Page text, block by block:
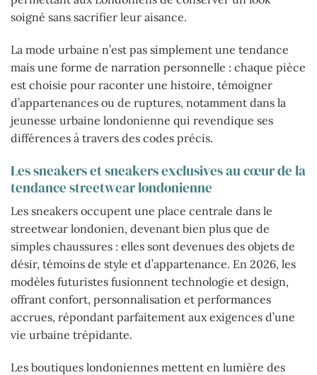
soigné sans sacrifier leur aisance.
La mode urbaine n’est pas simplement une tendance
mais une forme de narration personnelle : chaque pièce
est choisie pour raconter une histoire, témoigner
d’appartenances ou de ruptures, notamment dans la
jeunesse urbaine londonienne qui revendique ses
différences à travers des codes précis.
Les sneakers et sneakers exclusives au cœur de la
tendance streetwear londonienne
Les sneakers occupent une place centrale dans le
streetwear londonien, devenant bien plus que de
simples chaussures : elles sont devenues des objets de
désir, témoins de style et d’appartenance. En 2026, les
modèles futuristes fusionnent technologie et design,
offrant confort, personnalisation et performances
accrues, répondant parfaitement aux exigences d’une
vie urbaine trépidante.
Les boutiques londoniennes mettent en lumière des